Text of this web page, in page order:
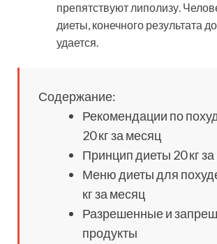
препятствуют липолизу.
диеты, конечного результата
удается.
Содержание:
Рекомендации по
20 кг за месяц
Принцип диеты 20 кг
Меню диеты для
кг за месяц
Разрешенные и
продукты